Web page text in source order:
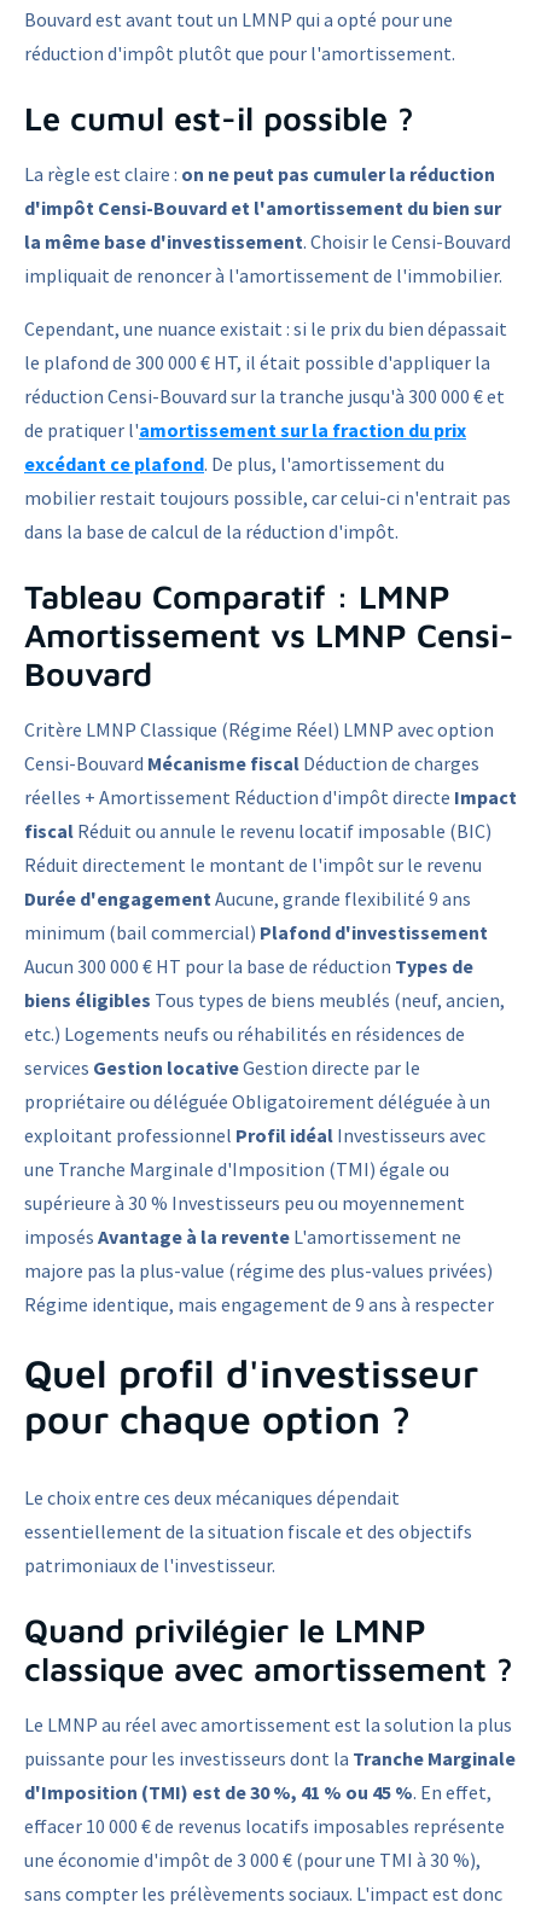
Bouvard est avant tout un LMNP qui a opté pour une
réduction d'impôt plutôt que pour l'amortissement.
Le cumul est-il possible ?
La règle est claire : on ne peut pas cumuler la réduction
d'impôt Censi-Bouvard et l'amortissement du bien sur
la même base d'investissement. Choisir le Censi-Bouvard
impliquait de renoncer à l'amortissement de l'immobilier.
Cependant, une nuance existait : si le prix du bien dépassait
le plafond de 300 000 € HT, il était possible d'appliquer la
réduction Censi-Bouvard sur la tranche jusqu'à 300 000 € et
de pratiquer l'amortissement sur la fraction du prix
excédant ce plafond. De plus, l'amortissement du
mobilier restait toujours possible, car celui-ci n'entrait pas
dans la base de calcul de la réduction d'impôt.
Tableau Comparatif : LMNP
Amortissement vs LMNP Censi-
Bouvard
Critère LMNP Classique (Régime Réel) LMNP avec option
Censi-Bouvard Mécanisme fiscal Déduction de charges
réelles + Amortissement Réduction d'impôt directe Impact
fiscal Réduit ou annule le revenu locatif imposable (BIC)
Réduit directement le montant de l'impôt sur le revenu
Durée d'engagementAucune, grande flexibilité 9 ans
minimum (bail commercial) Plafond d'investissement
Aucun 300 000 € HT pour la base de réduction Types de
biens éligibles Tous types de biens meublés (neuf, ancien,
etc.) Logements neufs ou réhabilités en résidences de
services Gestion locativeGestion directe par le
propriétaire ou déléguée Obligatoirement déléguée à un
exploitant professionnel Profil idéal Investisseurs avec
une Tranche Marginale d'Imposition (TMI) égale ou
supérieure à 30 % Investisseurs peu ou moyennement
imposés Avantage à la revente L'amortissement ne
majore pas la plus-value (régime des plus-values privées)
Régime identique, mais engagement de 9 ans à respecter
Quel profil d'investisseur
pour chaque option ?
Le choix entre ces deux mécaniques dépendait
essentiellement de la situation fiscale et des objectifs
patrimoniaux de l'investisseur.
Quand privilégier le LMNP
classique avec amortissement ?
Le LMNP au réel avec amortissement est la solution la plus
puissante pour les investisseurs dont la Tranche Marginale
d'Imposition (TMI) est de 30 %, 41 % ou 45 %. En effet,
effacer 10 000 € de revenus locatifs imposables représente
une économie d'impôt de 3 000 € (pour une TMI à 30 %),
sans compter les prélèvements sociaux. L'impact est donc